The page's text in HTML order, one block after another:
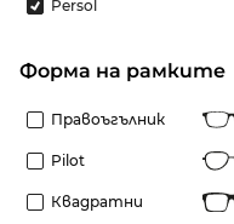
Persol
Форма на рамките
Правоъгълник
Pilot
Квадратни